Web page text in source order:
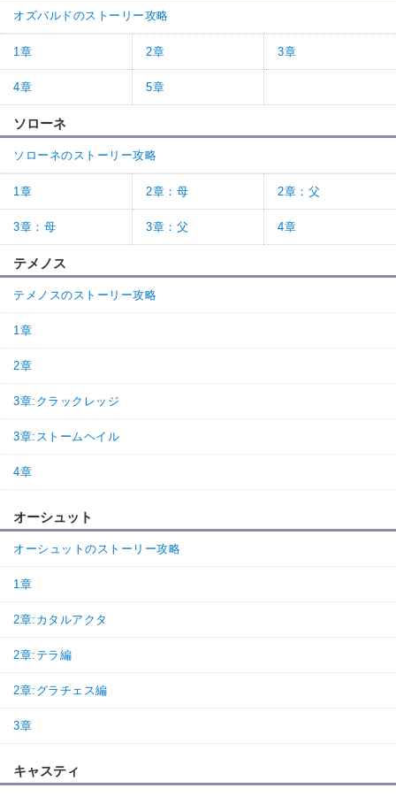
オズバルドのストーリー攻略
1章 2章 3章
4章 5章
ソローネ
ソローネのストーリー攻略
1章 2章：母 2章：父
3章：母 3章：父 4章
テメノス
テメノスのストーリー攻略
1章
2章
3章:クラックレッジ
3章:ストームヘイル
4章
オーシュット
オーシュットのストーリー攻略
1章
2章:カタルアクタ
2章:テラ編
2章:グラチェス編
3章
キャスティ